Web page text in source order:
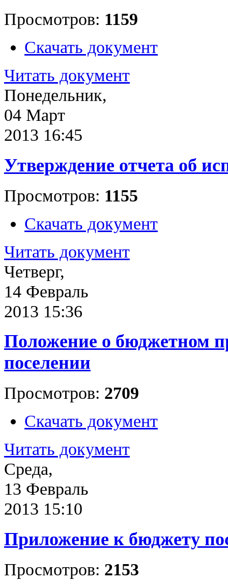
Просмотров: 1159
Скачать документ
Читать документ
Понедельник,
04 Март
2013 16:45
Утверждение отчета об
Просмотров: 1155
Скачать документ
Читать документ
Четверг,
14 Февраль
2013 15:36
Положение о бюджетном
поселении
Просмотров: 2709
Скачать документ
Читать документ
Среда,
13 Февраль
2013 15:10
Приложение к бюджету
Просмотров: 2153